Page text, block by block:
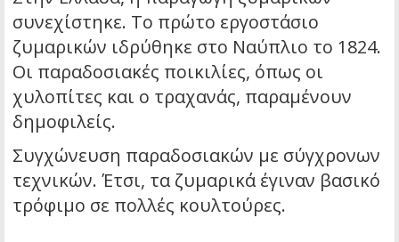
συνεχίστηκε. Το πρώτο εργοστάσιο
ζυμαρικών ιδρύθηκε στο Ναύπλιο το 1824.
Οι παραδοσιακές ποικιλίες, όπως οι
χυλοπίτες και ο τραχανάς, παραμένουν
δημοφιλείς.
Συγχώνευση παραδοσιακών με σύγχρονων
τεχνικών. Έτσι, τα ζυμαρικά έγιναν βασικό
τρόφιμο σε πολλές κουλτούρες.